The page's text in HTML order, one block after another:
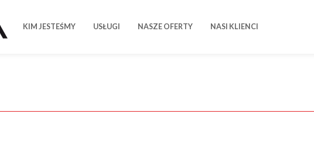
KIM JESTEŚMY USŁUGI NASZE OFERTY NASI KLIENCI